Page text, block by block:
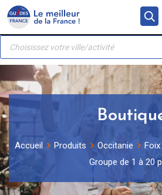
Panneau de gestion des cookies
Skip
content
Recherche
produits
Accueil Produits Occitanie Foix
Groupe de 1 à 20